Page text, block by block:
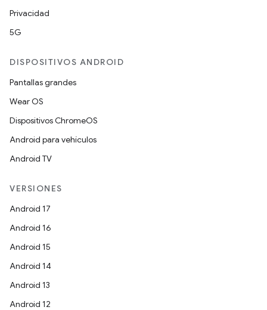
Privacidad
5G
DISPOSITIVOS ANDROID
Pantallas grandes
Wear OS
Dispositivos ChromeOS
Android para vehículos
Android TV
VERSIONES
Android 17
Android 16
Android 15
Android 14
Android 13
Android 12